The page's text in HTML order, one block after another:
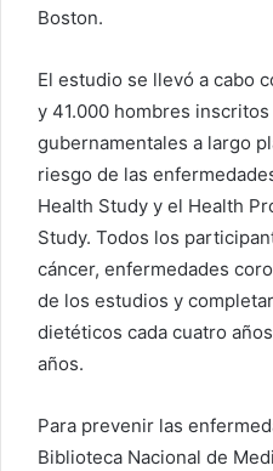
Boston.
El estudio se llevó a cabo
y 41.000 hombres
gubernamentales a largo
riesgo de las
Health Study y el Health
Study. Todos los
cáncer, enfermedades
de los estudios y
dietéticos cada cuatro
años.
Para prevenir las
Biblioteca Nacional de